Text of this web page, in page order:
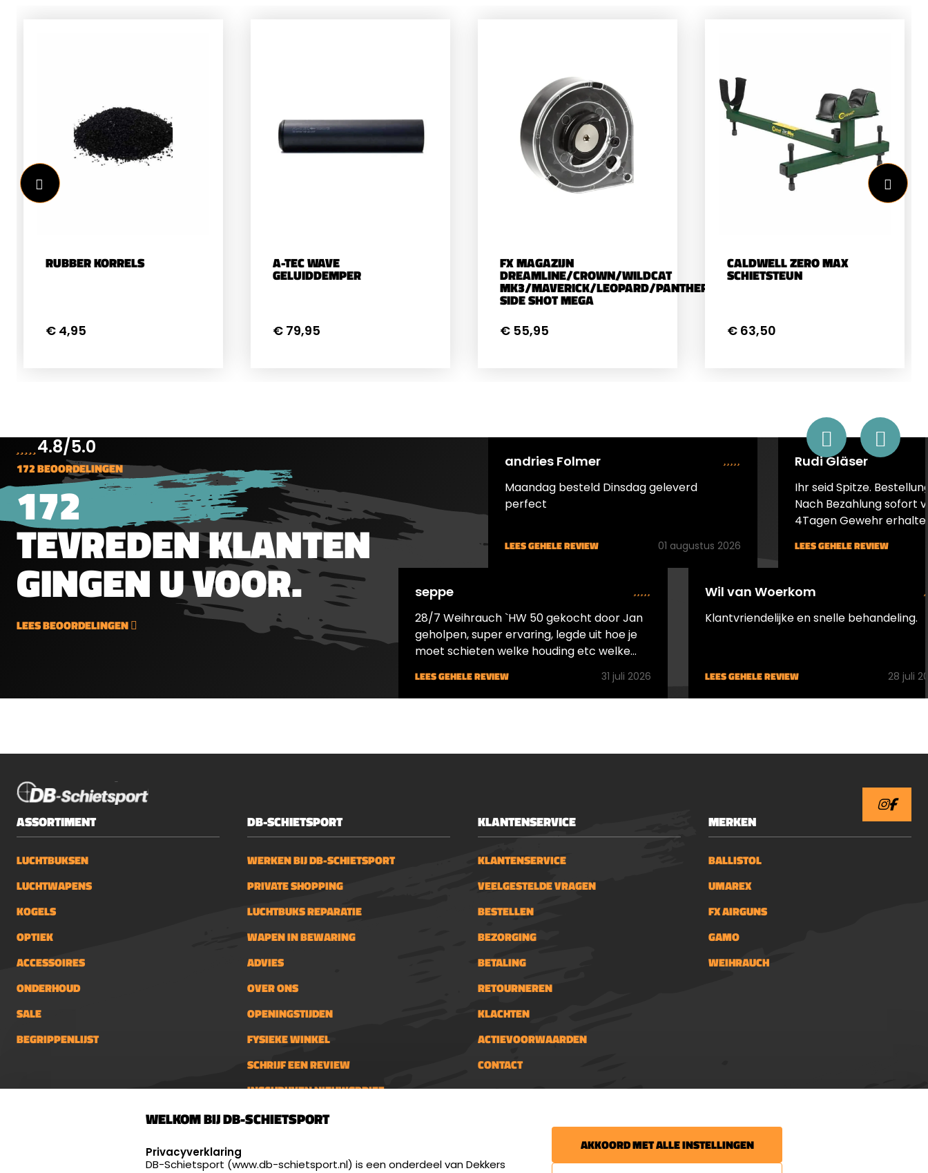
RUBBER KORRELS
€ 4,95
A-TEC WAVE
GELUIDDEMPER
€ 79,95
FX MAGAZIJN
DREAMLINE/CROWN/WILDCAT
MK3/MAVERICK/LEOPARD/PANTHERA/DYNAMIX/KING
SIDE SHOT MEGA
€ 55,95
CALDWELL ZERO MAX
SCHIETSTEUN
€ 63,50
4.8/5.0
172 BEOORDELINGEN
172
TEVREDEN KLANTEN
GINGEN U VOOR.
LEES BEOORDELINGEN
andries Folmer
Maandag besteld Dinsdag geleverd
perfect
LEES GEHELE REVIEW 01 augustus 2026
seppe
28/7 Weihrauch `HW 50 gekocht door Jan
geholpen, super ervaring, legde uit hoe je
moet schieten welke houding etc welke
Dit noem ik pas superservice.
LEES GEHELE REVIEW 31 juli 2026
Rudi Gläser
Ihr seid Spitze.
Nach Bezahlung sofort
4Tagen Gewehr
LEES GEHELE REVIEW
Wil van Woerkom
Klantvriendelijke en snelle behandeling.
LEES GEHELE REVIEW 28 juli
ASSORTIMENT
LUCHTBUKSEN
LUCHTWAPENS
KOGELS
OPTIEK
ACCESSOIRES
ONDERHOUD
SALE
BEGRIPPENLIJST
DB-SCHIETSPORT
WERKEN BIJ DB-SCHIETSPORT
PRIVATE SHOPPING
LUCHTBUKS REPARATIE
WAPEN IN BEWARING
ADVIES
OVER ONS
OPENINGSTIJDEN
FYSIEKE WINKEL
SCHRIJF EEN REVIEW
INSCHRIJVEN NIEUWSBRIEF
KLANTENSERVICE
KLANTENSERVICE
VEELGESTELDE VRAGEN
BESTELLEN
BEZORGING
BETALING
RETOURNEREN
KLACHTEN
ACTIEVOORWAARDEN
CONTACT
MERKEN
BALLISTOL
UMAREX
FX AIRGUNS
GAMO
WEIHRAUCH
én 18:00 - 21:00 uur
€5,- kortingsbon voor uw volgende bestelling.
Blijf op de hoogte van het laatste nieuws
WELKOM BIJ DB-SCHIETSPORT
SELECT LANGUAGE
Privacyverklaring
DB-Schietsport (www.db-schietsport.nl) is een onderdeel van Dekkers
AKKOORD MET ALLE INSTELLINGEN